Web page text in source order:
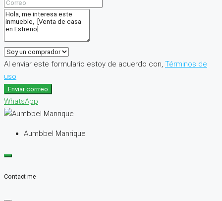
Al enviar este formulario estoy de acuerdo con, Términos de
uso
Enviar corrreo
WhatsApp
Aumbbel Manrique
Contact me